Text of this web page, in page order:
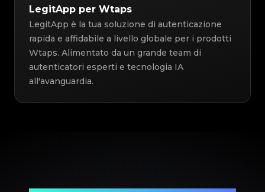
LegitApp per Wtaps
LegitApp è la tua soluzione di autenticazione
rapida e affidabile a livello globale per i prodotti
Wtaps. Alimentato da un grande team di
autenticatori esperti e tecnologia IA
all'avanguardia.